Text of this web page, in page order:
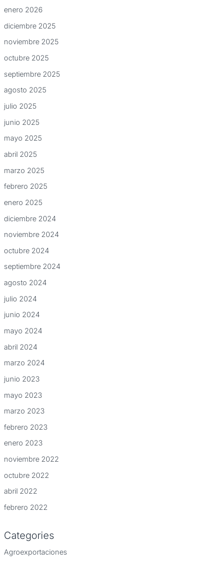
enero 2026
diciembre 2025
noviembre 2025
octubre 2025
septiembre 2025
agosto 2025
julio 2025
junio 2025
mayo 2025
abril 2025
marzo 2025
febrero 2025
enero 2025
diciembre 2024
noviembre 2024
octubre 2024
septiembre 2024
agosto 2024
julio 2024
junio 2024
mayo 2024
abril 2024
marzo 2024
junio 2023
mayo 2023
marzo 2023
febrero 2023
enero 2023
noviembre 2022
octubre 2022
abril 2022
febrero 2022
Categories
Agroexportaciones